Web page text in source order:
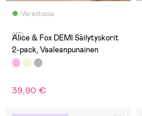
Varastossa
(17)
Alice & Fox DEMI Säilytyskorit
2-pack, Vaaleanpunainen
39,90 €